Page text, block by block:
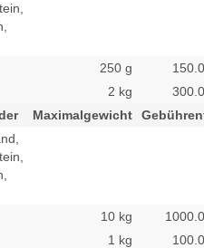
250 g
2 kg
Maximalgewicht
10 kg
1 kg